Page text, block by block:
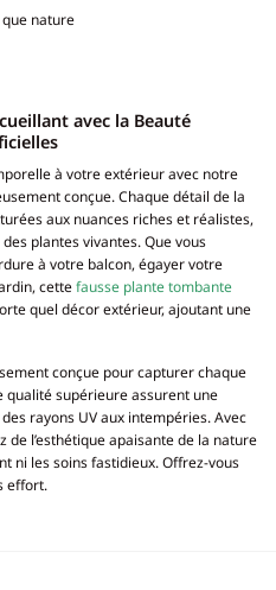
nature
avec la Beauté
à votre extérieur avec notre
conçue. Chaque détail de la
aux nuances riches et réalistes,
plantes vivantes. Que vous
à votre balcon, égayer votre
cettefausse plante tombante
quel décor extérieur, ajoutant une
conçue pour capturer chaque
qualité supérieure assurent une
rayons UV aux intempéries. Avec
l’esthétique apaisante de la nature
ni les soins fastidieux. Offrez-vous
effort.